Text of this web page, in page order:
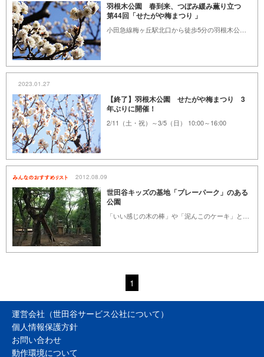
羽根木公園 春到来、つぼみ緩み薫り立つ
第44回「せたがや梅まつり 」
2023.01.27
【終了】羽根木公園 せたがや梅まつり 3
年ぶりに開催！
2/11（土・祝）～3/5（日） 10:00～16:00
2012.08.09
世田谷キッズの基地「プレーパーク」のある
公園
1
運営会社（世田谷サービス公社について）
個人情報保護方針
お問い合わせ
動作環境について